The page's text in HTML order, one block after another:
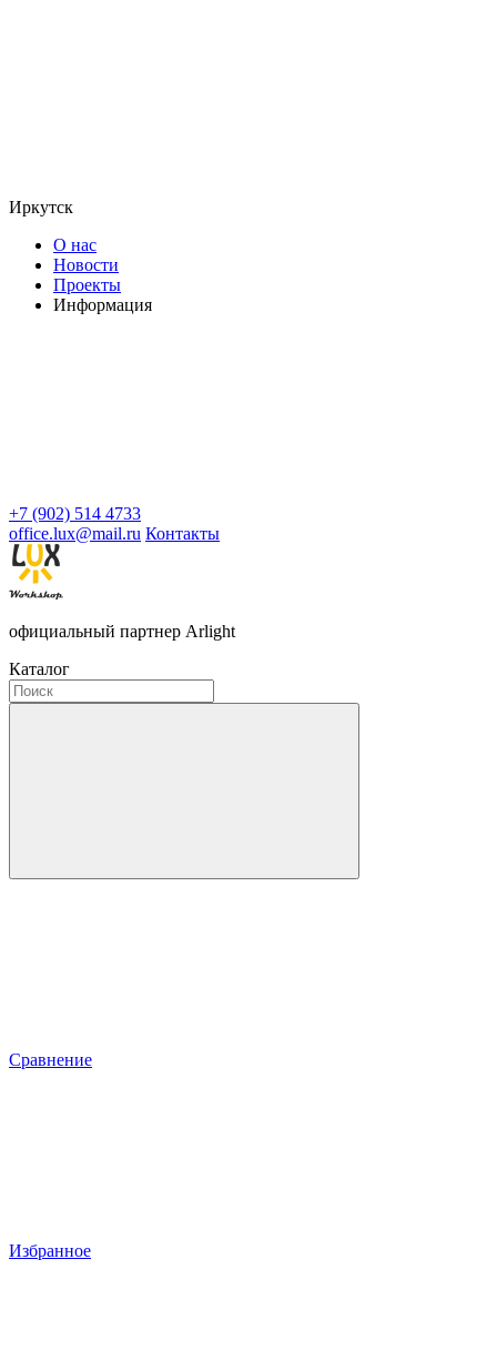
Иркутск
О нас
Новости
Проекты
Информация
+7 (902) 514 4733
office.lux@mail.ru Контакты
официальный партнер Arlight
Каталог
Сравнение
Избранное